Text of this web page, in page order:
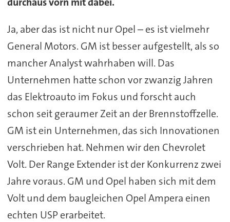
Ja, aber das ist nicht nur Opel – es ist vielmehr
General Motors. GM ist besser aufgestellt, als so
mancher Analyst wahrhaben will. Das
Unternehmen hatte schon vor zwanzig Jahren
das Elektroauto im Fokus und forscht auch
schon seit geraumer Zeit an der Brennstoffzelle.
GM ist ein Unternehmen, das sich Innovationen
verschrieben hat. Nehmen wir den Chevrolet
Volt. Der Range Extender ist der Konkurrenz zwei
Jahre voraus. GM und Opel haben sich mit dem
Volt und dem baugleichen Opel Ampera einen
echten USP erarbeitet.